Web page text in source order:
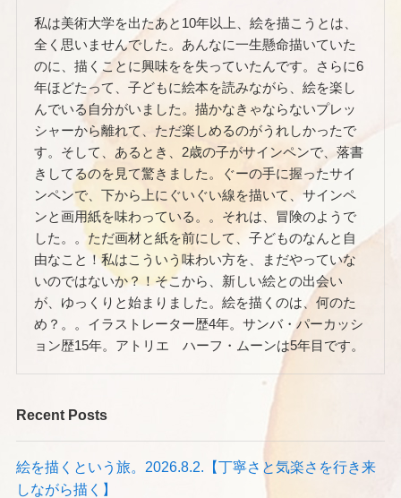
私は美術大学を出たあと10年以上、絵を描こうとは、
全く思いませんでした。あんなに一生懸命描いていた
のに、描くことに興味をを失っていたんです。さらに6
年ほどたって、子どもに絵本を読みながら、絵を楽し
んでいる自分がいました。描かなきゃならないプレッ
シャーから離れて、ただ楽しめるのがうれしかったで
す。そして、あるとき、2歳の子がサインペンで、落書
きしてるのを見て驚きました。ぐーの手に握ったサイ
ンペンで、下から上にぐいぐい線を描いて、サインペ
ンと画用紙を味わっている。。それは、冒険のようで
した。。ただ画材と紙を前にして、子どものなんと自
由なこと！私はこういう味わい方を、まだやっていな
いのではないか？！そこから、新しい絵との出会い
が、ゆっくりと始まりました。絵を描くのは、何のた
め？。。イラストレーター歴4年。サンバ・パーカッシ
ョン歴15年。アトリエ ハーフ・ムーンは5年目です。
Recent Posts
絵を描くという旅。2026.8.2.【丁寧さと気楽さを行き来
しながら描く】